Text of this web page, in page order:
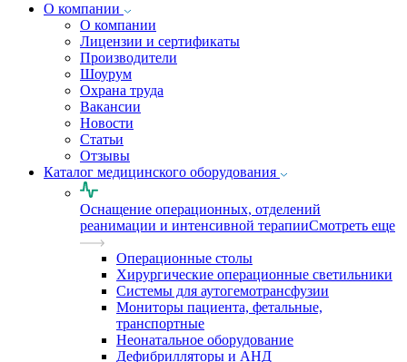
О компании
О компании
Лицензии и сертификаты
Производители
Шоурум
Охрана труда
Вакансии
Новости
Статьи
Отзывы
Каталог медицинского оборудования
Оснащение операционных, отделений
реанимации и интенсивной терапииСмотреть еще
Операционные столы
Хирургические операционные светильники
Системы для аутогемотрансфузии
Мониторы пациента, фетальные,
транспортные
Неонатальное оборудование
Дефибрилляторы и АНД